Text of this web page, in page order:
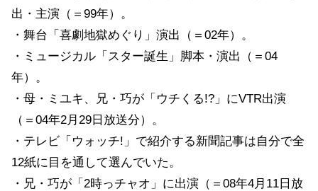
出・主演（＝99年）。
・舞台「喜劇地獄めぐり」演出（＝02年）。
・ミュージカル「スター誕生」脚本・演出（＝04
年）。
・母・ミユキ、兄・巧が「ウチくる!?」にVTR出演
（＝04年2月29日放送分）。
・テレビ「ウォッチ!」で紹介する新聞記事は自分で全
12紙に目を通して選んでいた。
・兄・巧が「2時っチャオ」に出演（＝08年4月11日放